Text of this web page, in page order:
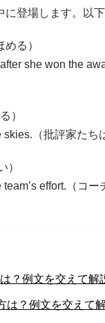
登場します。以
る）
she won the
）
（批評家たち
）
effort.（コ
？例文を交えて解
は？例文を交えて